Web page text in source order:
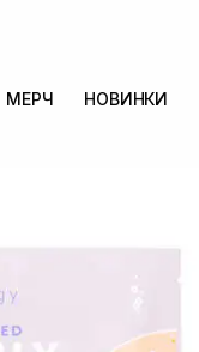
МЕРЧ НОВИНКИ